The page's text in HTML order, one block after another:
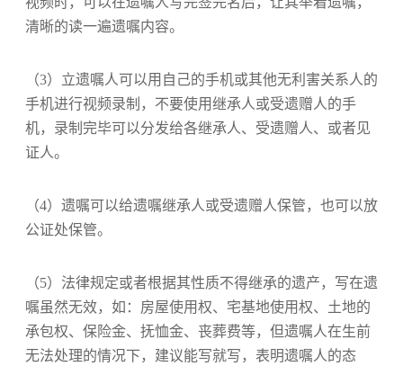
清晰的读一遍遗嘱内容。
（3）立遗嘱人可以用自己的手机或其他无利害关系人的
手机进行视频录制，不要使用继承人或受遗赠人的手
机，录制完毕可以分发给各继承人、受遗赠人、或者见
证人。
（4）遗嘱可以给遗嘱继承人或受遗赠人保管，也可以放
公证处保管。
（5）法律规定或者根据其性质不得继承的遗产，写在遗
嘱虽然无效，如：房屋使用权、宅基地使用权、土地的
承包权、保险金、抚恤金、丧葬费等，但遗嘱人在生前
无法处理的情况下，建议能写就写，表明遗嘱人的态